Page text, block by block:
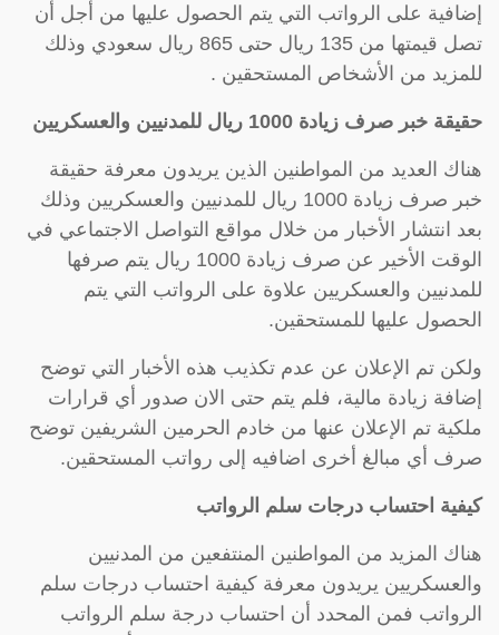
إضافية على الرواتب التي يتم الحصول عليها من أجل أن
تصل قيمتها من 135 ريال حتى 865 ريال سعودي وذلك
للمزيد من الأشخاص المستحقين .
حقيقة خبر صرف زيادة 1000 ريال للمدنيين والعسكريين
هناك العديد من المواطنين الذين يريدون معرفة حقيقة
خبر صرف زيادة 1000 ريال للمدنيين والعسكريين وذلك
بعد انتشار الأخبار من خلال مواقع التواصل الاجتماعي في
الوقت الأخير عن صرف زيادة 1000 ريال يتم صرفها
للمدنيين والعسكريين علاوة على الرواتب التي يتم
الحصول عليها للمستحقين.
ولكن تم الإعلان عن عدم تكذيب هذه الأخبار التي توضح
إضافة زيادة مالية، فلم يتم حتى الان صدور أي قرارات
ملكية تم الإعلان عنها من خادم الحرمين الشريفين توضح
صرف أي مبالغ أخرى اضافيه إلى رواتب المستحقين.
كيفية احتساب درجات سلم الرواتب
هناك المزيد من المواطنين المنتفعين من المدنيين
والعسكريين يريدون معرفة كيفية احتساب درجات سلم
الرواتب فمن المحدد أن احتساب درجة سلم الرواتب